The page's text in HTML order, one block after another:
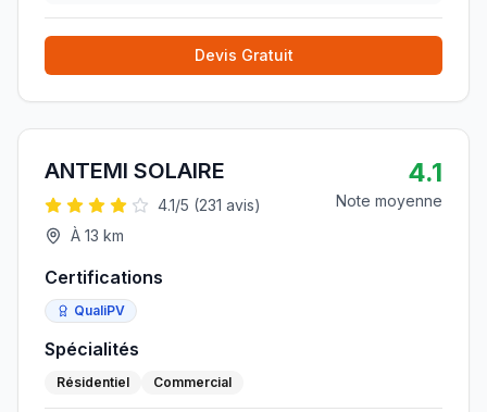
Devis Gratuit
ANTEMI SOLAIRE
4.1/5 (231 avis)
À 13 km
4.1
Note moyenne
Certifications
QualiPV
Spécialités
Résidentiel Commercial